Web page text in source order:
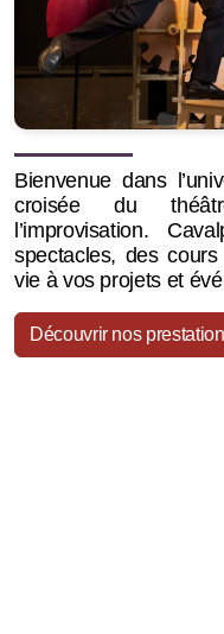
Bienvenue dans
croisée du
l’improvisation.
spectacles, des
vie à vos projets et
Découvrir nos